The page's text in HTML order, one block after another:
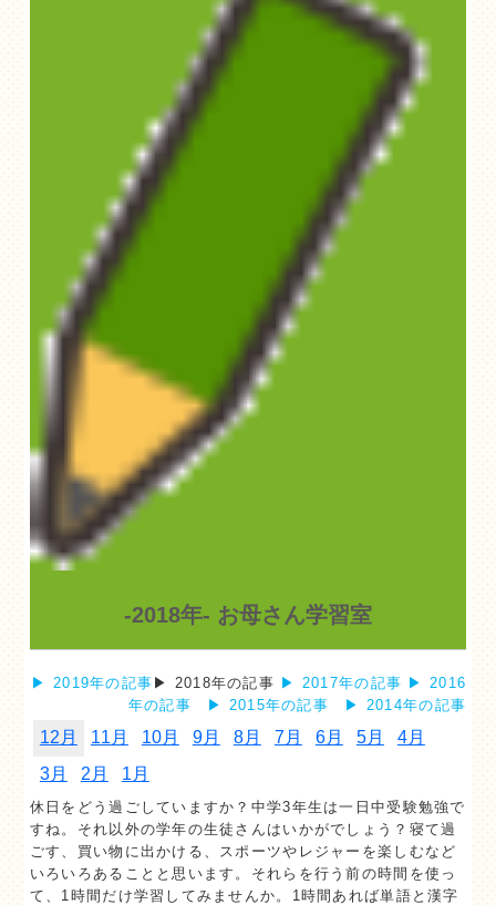
-2018年- お母さん学習室
▶ 2019年の記事 ▶ 2018年の記事 ▶ 2017年の記事 ▶ 2016
年の記事
▶ 2015年の記事 ▶ 2014年の記事
12月 11月 10月 9月 8月 7月 6月 5月
4月
3月
2月 1月
休日をどう過ごしていますか？中学3年生は一日中受験勉強で
すね。それ以外の学年の生徒さんはいかがでしょう？寝て過
ごす、買い物に出かける、スポーツやレジャーを楽しむなど
いろいろあることと思います。それらを行う前の時間を使っ
て、1時間だけ学習してみませんか。1時間あれば単語と漢字